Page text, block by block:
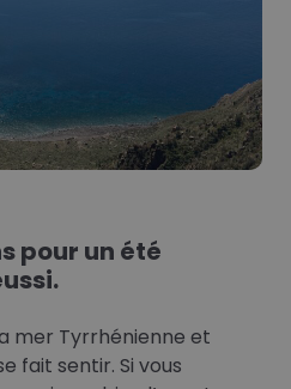
pour un été
mer Tyrrhénienne et
fait sentir. Si vous